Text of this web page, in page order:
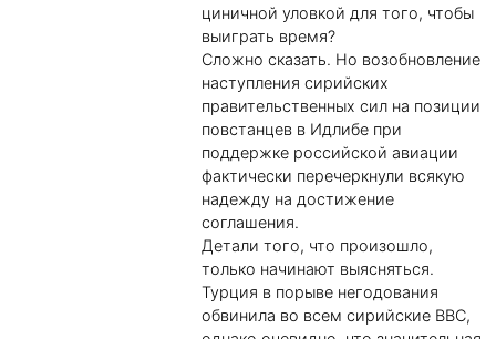
циничной уловкой для того, чтобы
выиграть время?
Сложно сказать. Но возобновление
наступления сирийских
правительственных сил на позиции
повстанцев в Идлибе при
поддержке российской авиации
фактически перечеркнули всякую
надежду на достижение
соглашения.
Детали того, что произошло,
только начинают выясняться.
Турция в порыве негодования
обвинила во всем сирийские ВВС,